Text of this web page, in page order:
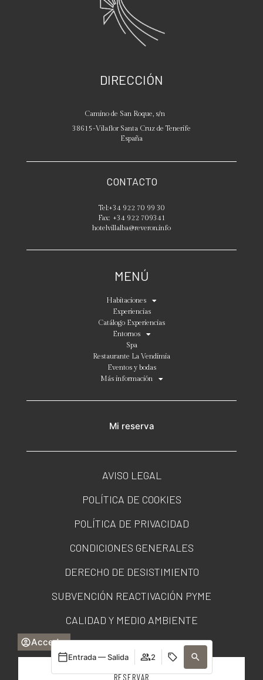
Acceder
RESERVAR
Entrada — Salida 2
DIRECCIÓN
Camino de San Roque, s/n
38615-Vilaflor Santa Cruz de Tenerife
España
CONTACTO
Tel:+34 922 70 99 30
Fax: +34 922 709341
hotelvillalba@reveron.info
MENÚ
Habitaciones
Experiencias
Catálogo Experiencias
Entornos
Spa
Restaurante La Vendimia
Eventos y bodas
Más información
Mi reserva
AVISO LEGAL
POLÍTICA DE COOKIES
POLÍTICA DE PRIVACIDAD
CONDICIONES GENERALES
DERECHO DE DESISTIMIENTO
SUBVENCIÓN REACTIVACIÓN PYME
CALIDAD Y MEDIO AMBIENTE
PORTAL DE TRANSPARENCIA